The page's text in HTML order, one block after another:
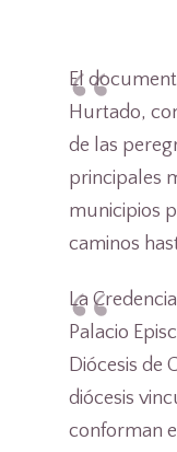
El
Hurtado,
de las
principales
municipios
caminos
La
Palacio
Diócesis de
diócesis
conforman